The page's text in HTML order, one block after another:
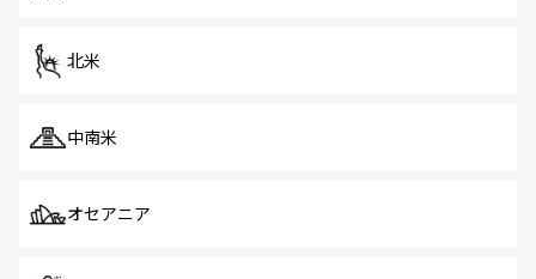
北米
中南米
オセアニア